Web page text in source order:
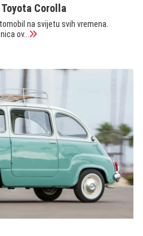
Corolla
na svijetu svih vremena.
ov...